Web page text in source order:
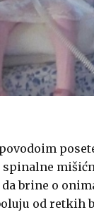
brine o
od retkih